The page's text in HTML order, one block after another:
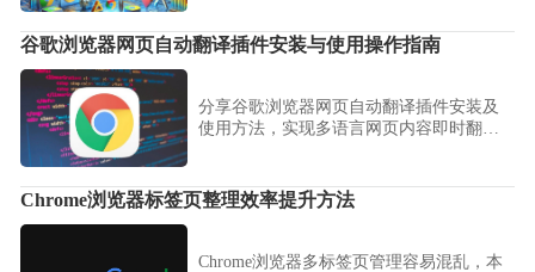
谷歌浏览器网页自动翻译插件安装与使用操作指南
分享谷歌浏览器网页自动翻译插件安装及
使用方法，实现多语言网页内容即时翻
Chrome浏览器标签页整理效率提升方法
Chrome浏览器多标签页管理容易混乱，本